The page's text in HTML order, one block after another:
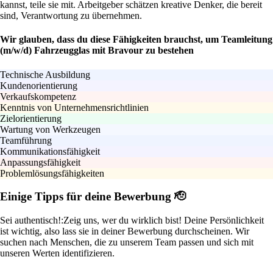
kannst, teile sie mit. Arbeitgeber schätzen kreative Denker, die bereit
sind, Verantwortung zu übernehmen.
Wir glauben, dass du diese Fähigkeiten brauchst, um Teamleitung
(m/w/d) Fahrzeugglas mit Bravour zu bestehen
Technische Ausbildung
Kundenorientierung
Verkaufskompetenz
Kenntnis von Unternehmensrichtlinien
Zielorientierung
Wartung von Werkzeugen
Teamführung
Kommunikationsfähigkeit
Anpassungsfähigkeit
Problemlösungsfähigkeiten
Einige Tipps für deine Bewerbung 🫡
Sei authentisch!:Zeig uns, wer du wirklich bist! Deine Persönlichkeit
ist wichtig, also lass sie in deiner Bewerbung durchscheinen. Wir
suchen nach Menschen, die zu unserem Team passen und sich mit
unseren Werten identifizieren.